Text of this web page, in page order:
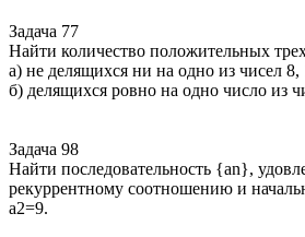
Задача 77
Найти количество положительных
а) не делящихся ни на одно из чисел 8,
б) делящихся ровно на одно число из
Задача 98
Найти последовательность {an},
рекуррентному соотношению и
a2=9.